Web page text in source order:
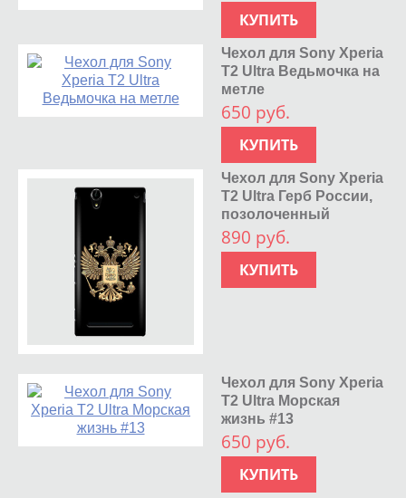
КУПИТЬ
Чехол для Sony Xperia
T2 Ultra Ведьмочка на
метле
650 руб.
КУПИТЬ
Чехол для Sony Xperia
T2 Ultra Герб России,
позолоченный
890 руб.
КУПИТЬ
Чехол для Sony Xperia
T2 Ultra Морская
жизнь #13
650 руб.
КУПИТЬ